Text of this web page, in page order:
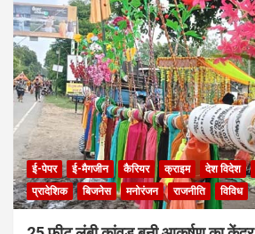
ई-पेपर ई-मैगजीन कैरियर क्राइम देश विदेश
प्रादेशिक
बिजनेस मनोरंजन राजनीति विविध